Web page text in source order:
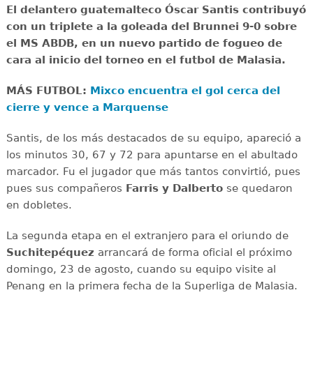
El delantero guatemalteco Óscar Santis contribuyó
con un triplete a la goleada del Brunnei 9-0 sobre
el MS ABDB, en un nuevo partido de fogueo de
cara al inicio del torneo en el futbol de Malasia.
MÁS FUTBOL: Mixco encuentra el gol cerca del
cierre y vence a Marquense
Santis, de los más destacados de su equipo, apareció a
los minutos 30, 67 y 72 para apuntarse en el abultado
marcador. Fu el jugador que más tantos convirtió, pues
pues sus compañeros Farris y Dalbertose quedaron
en dobletes.
La segunda etapa en el extranjero para el oriundo de
Suchitepéquez arrancará de forma oficial el próximo
domingo, 23 de agosto, cuando su equipo visite al
Penang en la primera fecha de la Superliga de Malasia.